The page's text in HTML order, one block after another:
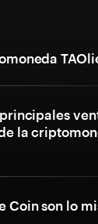
la
Coin son lo